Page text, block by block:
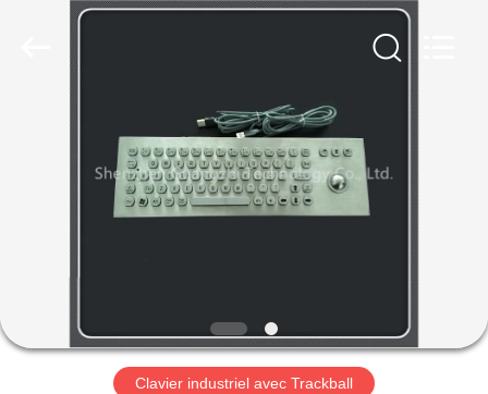
MAISON
PRODUITS
SUJET
DE
NOUS
Clavier industriel avec Trackball